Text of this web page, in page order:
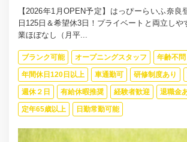
【2026年1月OPEN予定】はっぴーらいふ奈良
日125日＆希望休3日！プライベートと両立しや
業ほぼなし（月平...
ブランク可能 オープニングスタッフ 年齢不問
年間休日120日以上 車通勤可 研修制度あり
週休２日 有給休暇推奨 経験者歓迎 退職金
定年65歳以上 日勤常勤可能